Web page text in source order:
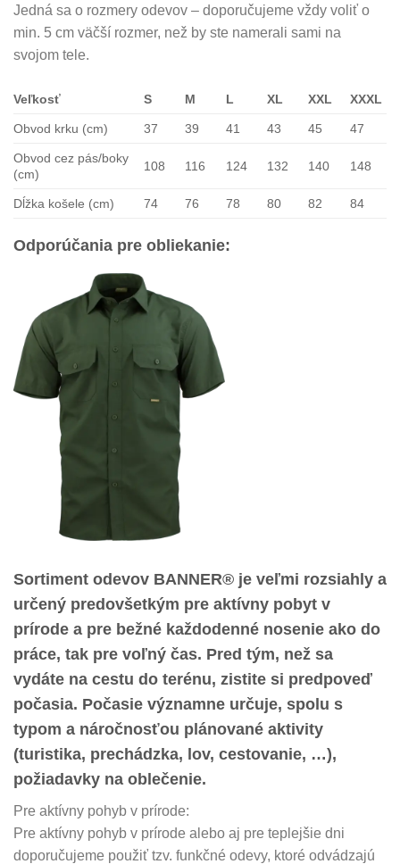
Jedná sa o rozmery odevov – doporučujeme vždy voliť o
min. 5 cm väčší rozmer, než by ste namerali sami na
svojom tele.
Veľkosť S M L XL XXL XXXL
Obvod krku (cm) 37 39 41 43 45 47
Obvod cez pás/boky
(cm)
108 116 124 132 140 148
Dĺžka košele (cm) 74 76 78 80 82 84
Odporúčania pre obliekanie:
Sortiment odevov BANNER® je veľmi rozsiahly a
určený predovšetkým pre aktívny pobyt v
prírode a pre bežné každodenné nosenie ako do
práce, tak pre voľný čas. Pred tým, než sa
vydáte na cestu do terénu, zistite si predpoveď
počasia. Počasie významne určuje, spolu s
typom a náročnosťou plánované aktivity
(turistika, prechádzka, lov, cestovanie, …),
požiadavky na oblečenie.
Pre aktívny pohyb v prírode:
Pre aktívny pohyb v prírode alebo aj pre teplejšie dni
doporučujeme použiť tzv. funkčné odevy, ktoré odvádzajú